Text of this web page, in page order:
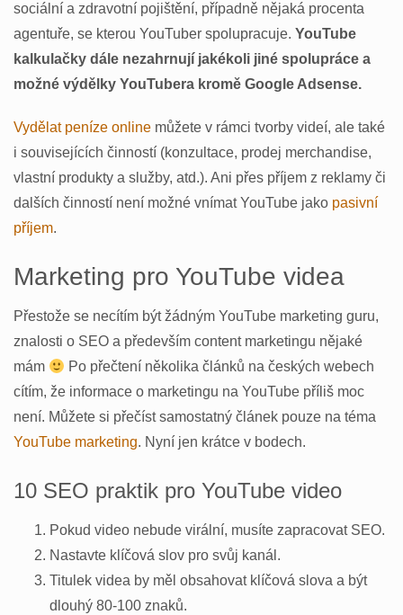
sociální a zdravotní pojištění, případně nějaká procenta
agentuře, se kterou YouTuber spolupracuje. YouTube
kalkulačky dále nezahrnují jakékoli jiné spolupráce a
možné výdělky YouTubera kromě Google Adsense.
Vydělat peníze online můžete v rámci tvorby videí, ale také
i souvisejících činností (konzultace, prodej merchandise,
vlastní produkty a služby, atd.). Ani přes příjem z reklamy či
dalších činností není možné vnímat YouTube jako pasivní
příjem.
Marketing pro YouTube videa
Přestože se necítím být žádným YouTube marketing guru,
znalosti o SEO a především content marketingu nějaké
mám
Po přečtení několika článků na českých webech
cítím, že informace o marketingu na YouTube příliš moc
není. Můžete si přečíst samostatný článek pouze na téma
YouTube marketing. Nyní jen krátce v bodech.
10 SEO praktik pro YouTube video
Pokud video nebude virální, musíte zapracovat SEO.
Nastavte klíčová slov pro svůj kanál.
Titulek videa by měl obsahovat klíčová slova a být
dlouhý 80-100 znaků.